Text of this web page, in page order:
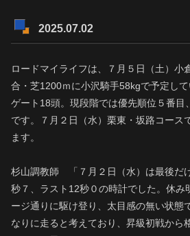
2025.07.02
ロードマイライフは、７月５日（土）小
合・芝1200ｍに小沢騎手58kgで予定し
ゲート18頭。現段階では優先順位５番目
です。７月２日（水）栗東・坂路コース
ます。
杉山調教師 「７月２日（水）は最後だ
秒７、ラスト12秒０の時計でした。休み
ージ通りに駆け登り、太目感の無い状態
なりに走ると考えており、昇級初戦から